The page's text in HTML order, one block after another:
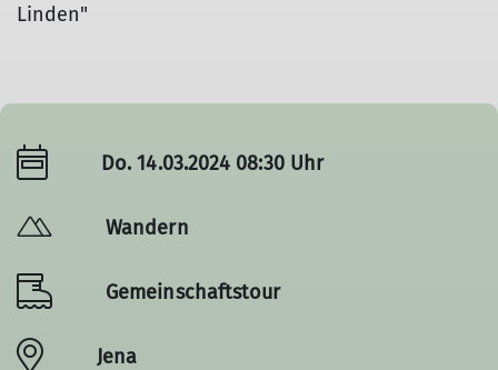
Linden"
Do. 14.03.2024 08:30 Uhr
Wandern
Gemeinschaftstour
Jena